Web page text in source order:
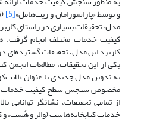
و توسط «پاراسورامان و زیت‌هامل»[5]
مدل، تحقیقات بسیاری در راستای
کیفیت خدمات مختلف انجام گرفت.
کاربرد این مدل، تحقیقات
یکی از این تحقیقات، مطالعات انجمن
به تدوین مدل جدیدی با عنوان
مخصوص سنجش سطح کیفیت خدمات
از تمامی تحقیقات، نشانگر
خدمات کتابخانه‌هاست (والر و هُسِث، و